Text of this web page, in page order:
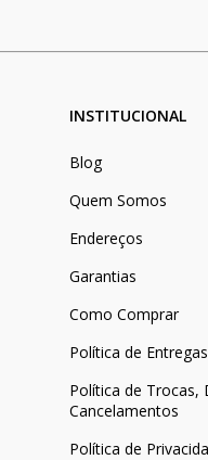
INSTITUCIONAL
Blog
Quem Somos
Endereços
Garantias
Como Comprar
Política de Entregas
Política de Trocas,
Cancelamentos
Política de